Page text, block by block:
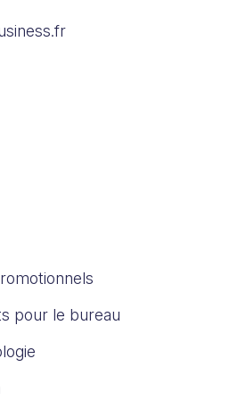
pour le bureau